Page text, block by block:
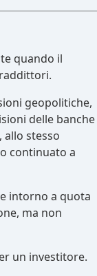
quando il
geopolitiche,
delle banche
stesso
continuato a
intorno a quota
ma non
un investitore.